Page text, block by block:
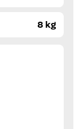
8 kg